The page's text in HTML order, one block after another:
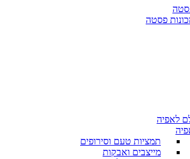
פסטה
לאפיה
תמציות טעם וסירופים
מייצבים ואבקות